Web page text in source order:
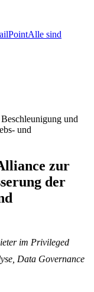
Alle sind
und
und
zur
der
im Privileged
Data Governance